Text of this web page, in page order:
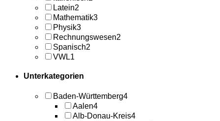
Latein2
Mathematik3
Physik3
Rechnungswesen2
Spanisch2
VWL1
Unterkategorien
Baden-Württemberg4
Aalen4
Alb-Donau-Kreis4